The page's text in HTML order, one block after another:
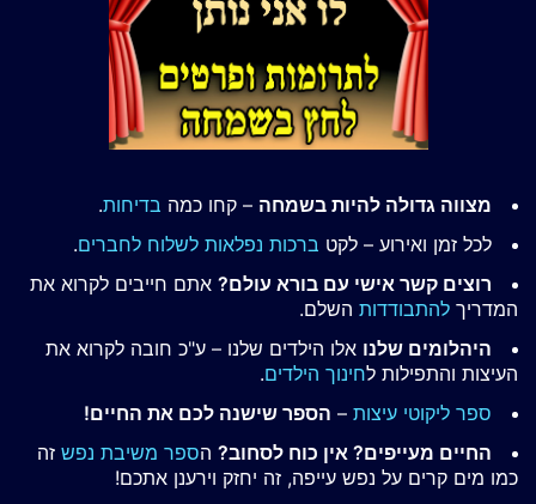
מצווה גדולה להיות בשמחה – קחו כמה בדיחות.
לכל זמן ואירוע – לקט ברכות נפלאות לשלוח לחברים.
רוצים קשר אישי עם בורא עולם? אתם חייבים לקרוא את
המדריך להתבודדות השלם.
היהלומים שלנו אלו הילדים שלנו – ע"כ חובה לקרוא את
העיצות והתפילות לחינוך הילדים.
ספר ליקוטי עיצות – הספר שישנה לכם את החיים!
החיים מעייפים? אין כוח לסחוב? הספר משיבת נפש זה
כמו מים קרים על נפש עייפה, זה יחזק וירענן אתכם!